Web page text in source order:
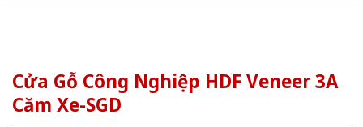
Cửa Gỗ Công Nghiệp HDF Veneer 3A
Căm Xe-SGD